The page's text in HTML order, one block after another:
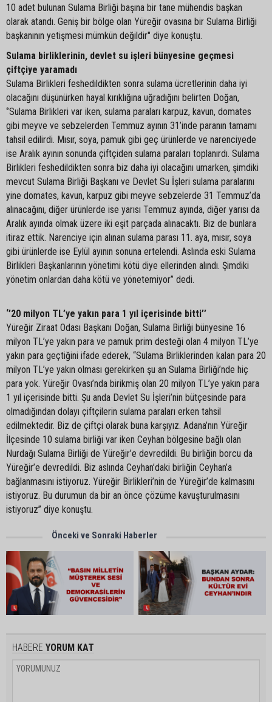
10 adet bulunan Sulama Birliği başına bir tane mühendis başkan
olarak atandı. Geniş bir bölge olan Yüreğir ovasına bir Sulama Birliği
başkanının yetişmesi mümkün değildir" diye konuştu.
Sulama birliklerinin, devlet su işleri bünyesine geçmesi
çiftçiye yaramadı
Sulama Birlikleri feshedildikten sonra sulama ücretlerinin daha iyi
olacağını düşünürken hayal kırıklığına uğradığını belirten Doğan,
‘’Sulama Birlikleri var iken, sulama paraları karpuz, kavun, domates
gibi meyve ve sebzelerden Temmuz ayının 31’inde paranın tamamı
tahsil edilirdi. Mısır, soya, pamuk gibi geç ürünlerde ve narenciyede
ise Aralık ayının sonunda çiftçiden sulama paraları toplanırdı. Sulama
Birlikleri feshedildikten sonra biz daha iyi olacağını umarken, şimdiki
mevcut Sulama Birliği Başkanı ve Devlet Su İşleri sulama paralarını
yine domates, kavun, karpuz gibi meyve sebzelerde 31 Temmuz’da
alınacağını, diğer ürünlerde ise yarısı Temmuz ayında, diğer yarısı da
Aralık ayında olmak üzere iki eşit parçada alınacaktı. Biz de bunlara
itiraz ettik. Narenciye için alınan sulama parası 11. aya, mısır, soya
gibi ürünlerde ise Eylül ayının sonuna ertelendi. Aslında eski Sulama
Birlikleri Başkanlarının yönetimi kötü diye ellerinden alındı. Şimdiki
yönetim onlardan daha kötü ve yönetemiyor’’ dedi.
‘’20 milyon TL’ye yakın para 1 yıl içerisinde bitti’’
Yüreğir Ziraat Odası Başkanı Doğan, Sulama Birliği bünyesine 16
milyon TL’ye yakın para ve pamuk prim desteği olan 4 milyon TL’ye
yakın para geçtiğini ifade ederek, “Sulama Birliklerinden kalan para 20
milyon TL’ye yakın olması gerekirken şu an Sulama Birliği’nde hiç
para yok. Yüreğir Ovası’nda birikmiş olan 20 milyon TL’ye yakın para
1 yıl içerisinde bitti. Şu anda Devlet Su İşleri’nin bütçesinde para
olmadığından dolayı çiftçilerin sulama paraları erken tahsil
edilmektedir. Biz de çiftçi olarak buna karşıyız. Adana’nın Yüreğir
İlçesinde 10 sulama birliği var iken Ceyhan bölgesine bağlı olan
Nurdağı Sulama Birliği de Yüreğir’e devredildi. Bu birliğin borcu da
Yüreğir’e devredildi. Biz aslında Ceyhan’daki birliğin Ceyhan’a
bağlanmasını istiyoruz. Yüreğir Birlikleri’nin de Yüreğir’de kalmasını
istiyoruz. Bu durumun da bir an önce çözüme kavuşturulmasını
istiyoruz’’ diye konuştu.
Önceki ve Sonraki Haberler
HABERE YORUM KAT